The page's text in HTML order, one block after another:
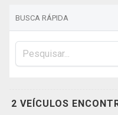
BUSCA RÁPIDA
2 VEÍCULOS